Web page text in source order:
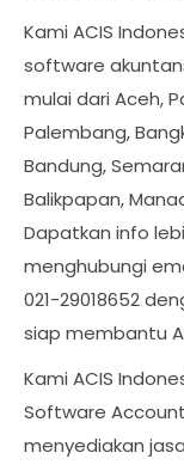
Kami ACIS
software
mulai dari Aceh,
Palembang,
Bandung,
Balikpapan,
Dapatkan info
menghubungi
021-29018652
siap membantu
Kami ACIS
Software
menyediakan